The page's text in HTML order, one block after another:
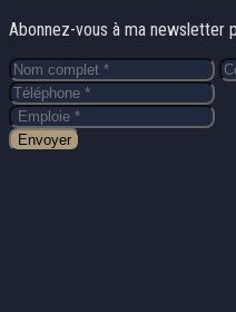
Abonnez-vous à ma newsletter
Envoyer